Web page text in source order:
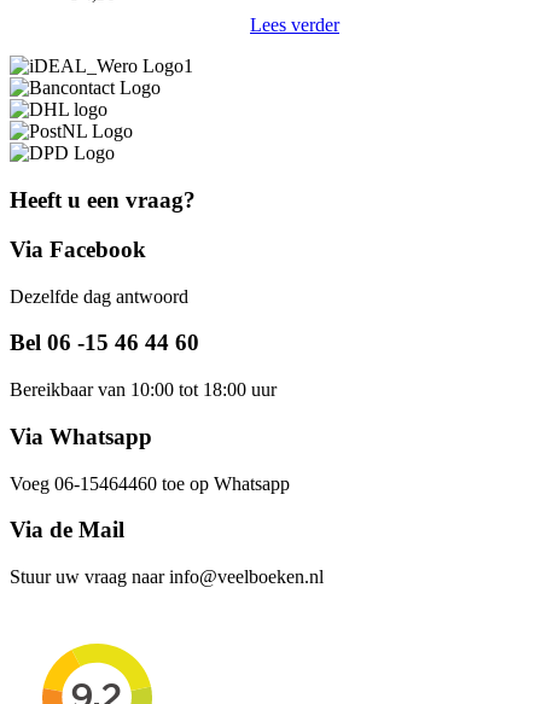
Lees verder
Heeft u een vraag?
Via Facebook
Dezelfde dag antwoord
Bel 06 -15 46 44 60
Bereikbaar van 10:00 tot 18:00 uur
Via Whatsapp
Voeg 06-15464460 toe op Whatsapp
Via de Mail
Stuur uw vraag naar info@veelboeken.nl